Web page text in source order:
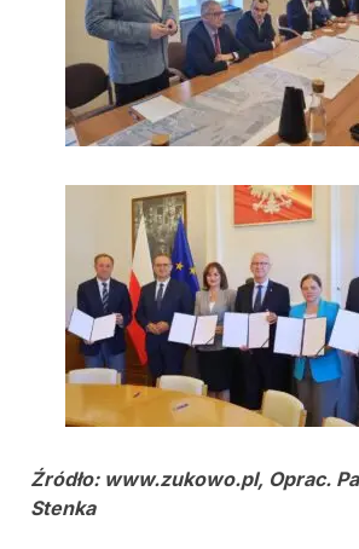
Źródło: www.zukowo.pl, Oprac.
Stenka